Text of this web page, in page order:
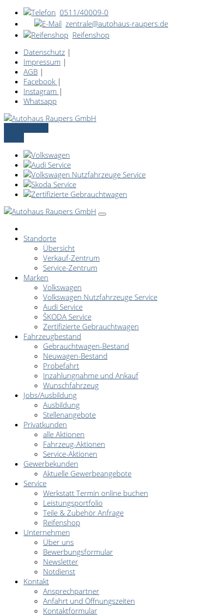
0511/40009-0
zentrale@autohaus-raupers.de
Reifenshop
Datenschutz |
Impressum |
AGB |
Facebook |
Instagram |
Whatsapp
Standorte
Übersicht
Verkauf-Zentrum
Service-Zentrum
Marken
Volkswagen
Volkswagen Nutzfahrzeuge Service
Audi Service
ŠKODA Service
Zertifizierte Gebrauchtwagen
Fahrzeugbestand
Gebrauchtwagen-Bestand
Neuwagen-Bestand
Probefahrt
Inzahlungnahme und Ankauf
Wunschfahrzeug
Jobs/Ausbildung
Ausbildung
Stellenangebote
Privatkunden
alle Aktionen
Fahrzeug-Aktionen
Service-Aktionen
Gewerbekunden
Aktuelle Gewerbeangebote
Service
Werkstatt Termin online buchen
Leistungsportfolio
Teile & Zubehör Anfrage
Reifenshop
Unternehmen
Über uns
Bewerbungsformular
Newsletter
Notdienst
Kontakt
Ansprechpartner
Anfahrt und Öffnungszeiten
Kontaktformular